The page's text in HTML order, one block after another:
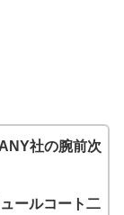
社の腕前次
ールコート二